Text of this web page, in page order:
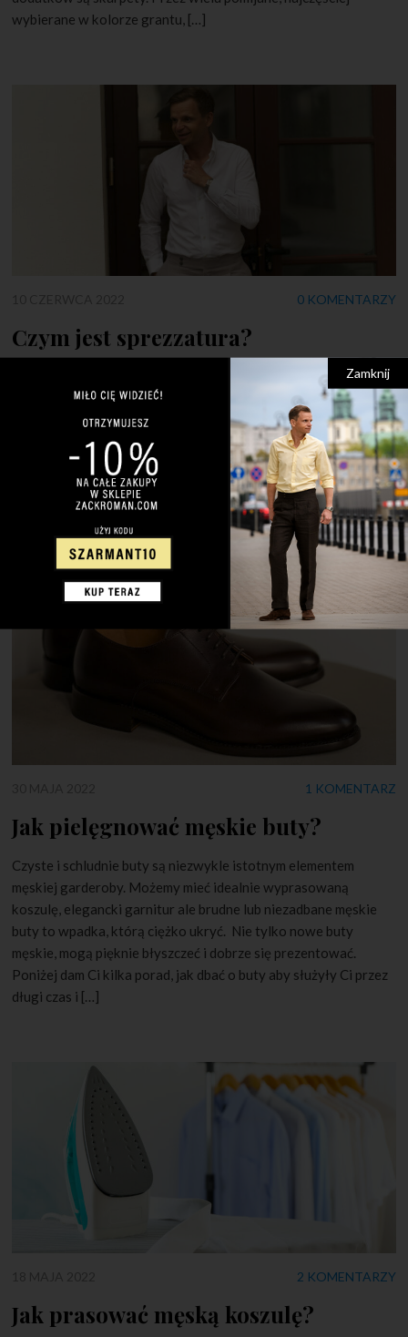
wybierane w kolorze grantu, […]
0 KOMENTARZY
Czym jest sprezzatura?
Pozornie źle zawiązany krawat? Rozpięte mankiety? Czy to
błędy? Nie! To sprezzatura! Wiele osób często pyta mnie –
czym jest sprezzatura? Wyjaśnienie tego pojęcia jest
jednocześnie proste i skomplikowane. Jest to swego rodzaju
niedbalstwo i łamanie modowych reguł, ale co najważniejsze –
jest to świadome niedbalstwo, którego celem jest przede
wszystkim wyrażenie siebie. Rozpięcie koszuli […]
1 KOMENTARZ
Jak pielęgnować męskie buty?
Czyste i schludnie buty są niezwykle istotnym elementem
męskiej garderoby. Możemy mieć idealnie wyprasowaną
koszulę, elegancki garnitur ale brudne lub niezadbane męskie
buty to wpadka, którą ciężko ukryć. Nie tylko nowe buty
męskie, mogą pięknie błyszczeć i dobrze się prezentować.
Poniżej dam Ci kilka porad, jak dbać o buty aby służyły Ci przez
długi czas i […]
2 KOMENTARZY
Jak prasować męską koszulę?
Zamknij